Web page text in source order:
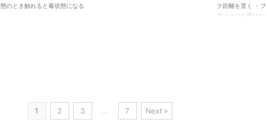
態のとき触れると毒状態になる
ク距離を置く ・
ダメージを受けな
1 2 3 … 7 Next »